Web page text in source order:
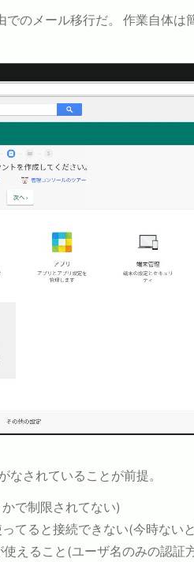
のメール移行だ。 作業自体
されていることが前提。
で制限されてない)
てると接続できない(今時ない
えること(ユーザ名のみの認証